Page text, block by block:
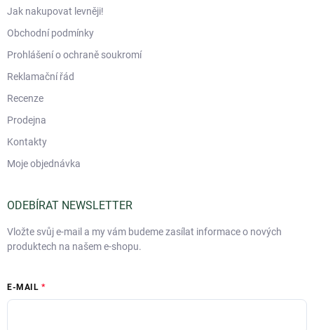
Jak nakupovat levněji!
Obchodní podmínky
Prohlášení o ochraně soukromí
Reklamační řád
Recenze
Prodejna
Kontakty
Moje objednávka
ODEBÍRAT NEWSLETTER
Vložte svůj e-mail a my vám budeme zasílat informace o nových
produktech na našem e-shopu.
E-MAIL